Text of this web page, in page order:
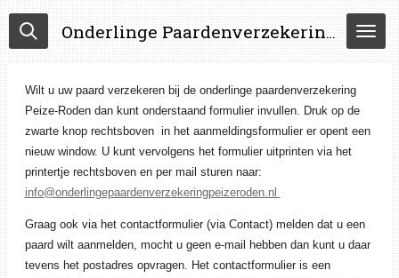
Ga
direct
naar
hoofdinhoud
Onderlinge Paardenverzekering Maatschappij Peize-Roden W.A.
Wilt u uw paard verzekeren bij de onderlinge paardenverzekering
Peize-Roden dan kunt onderstaand formulier invullen. Druk op de
zwarte knop rechtsboven in het aanmeldingsformulier er opent een
nieuw window. U kunt vervolgens het formulier uitprinten via het
printertje rechtsboven en per mail sturen naar:
info@onderlingepaardenverzekeringpeizeroden.nl
Graag ook via het contactformulier (via Contact) melden dat u een
paard wilt aanmelden, mocht u geen e-mail hebben dan kunt u daar
tevens het postadres opvragen. Het contactformulier is een